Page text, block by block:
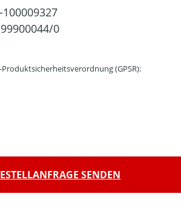
100009327
0
(GPSR):
SENDEN